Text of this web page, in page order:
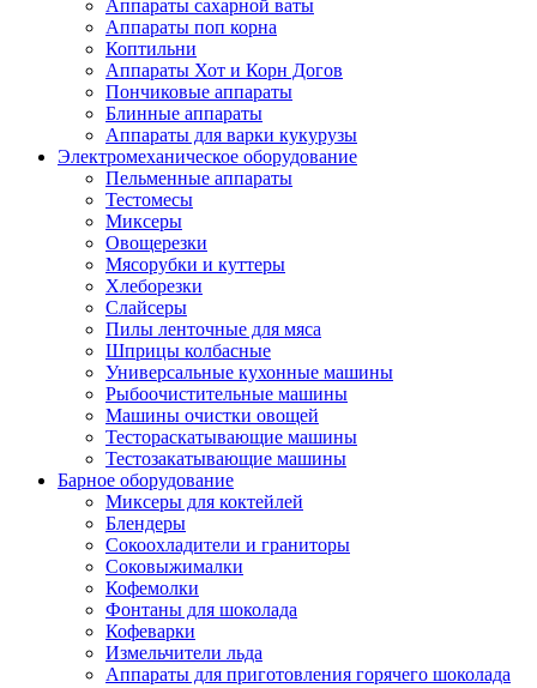
Аппараты сахарной ваты
Аппараты поп корна
Коптильни
Аппараты Хот и Корн Догов
Пончиковые аппараты
Блинные аппараты
Аппараты для варки кукурузы
Электромеханическое оборудование
Пельменные аппараты
Тестомесы
Миксеры
Овощерезки
Мясорубки и куттеры
Хлеборезки
Слайсеры
Пилы ленточные для мяса
Шприцы колбасные
Универсальные кухонные машины
Рыбоочистительные машины
Машины очистки овощей
Тестораскатывающие машины
Тестозакатывающие машины
Барное оборудование
Миксеры для коктейлей
Блендеры
Сокоохладители и граниторы
Соковыжималки
Кофемолки
Фонтаны для шоколада
Кофеварки
Измельчители льда
Аппараты для приготовления горячего шоколада